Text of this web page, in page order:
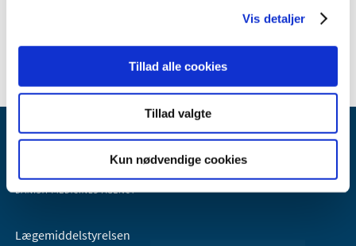
Vis detaljer
Tillad alle cookies
Tillad valgte
Kun nødvendige cookies
Lægemiddelstyrelsen